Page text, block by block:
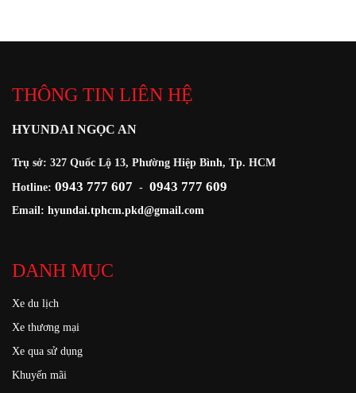
THÔNG TIN LIÊN HỆ
HYUNDAI NGỌC AN
Trụ sở: 327 Quốc Lộ 13, Phường Hiệp Bình, Tp. HCM
Hotline: 0943 777 607 - 0943 777 609
Email: hyundai.tphcm.pkd@gmail.com
DANH MỤC
Xe du lịch
Xe thương mại
Xe qua sử dụng
Khuyến mãi